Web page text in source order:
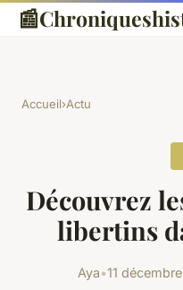
📰
Accueil›Actu
Découvrez
libertins
Aya•11